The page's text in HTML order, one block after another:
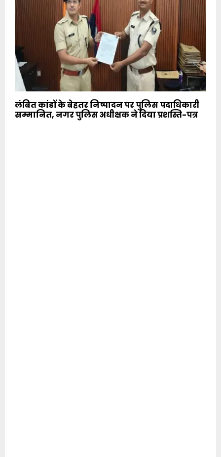
लंबित कांडों के बेहतर निष्पादन पर पुलिस पदाधिकारी
सम्मानित, नगर पुलिस अधीक्षक ने दिया प्रशस्ति-पत्र